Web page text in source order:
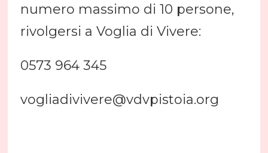
numero massimo di 10 persone,
rivolgersi a Voglia di Vivere:
0573 964 345
vogliadivivere@vdvpistoia.org